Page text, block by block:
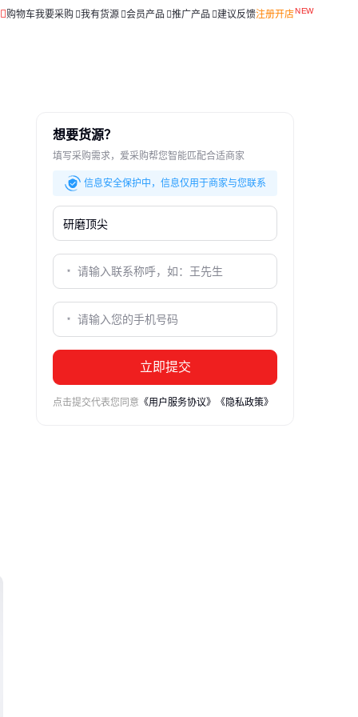
购物车我要采购 我有货源 会员产品 推广产品 建议反馈注册开店
想要货源？
填写采购需求，爱采购帮您智能匹配合适商家
信息安全保护中，信息仅用于商家与您联系
立即提交
点击提交代表您同意 《用户服务协议》 《隐私政策》